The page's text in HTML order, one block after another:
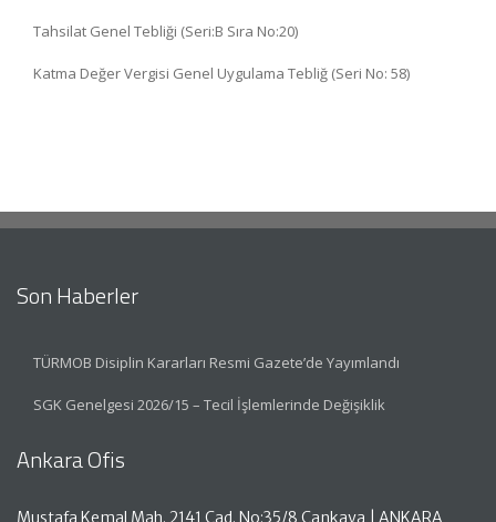
Tahsilat Genel Tebliği (Seri:B Sıra No:20)
Katma Değer Vergisi Genel Uygulama Tebliğ (Seri No: 58)
Son Haberler
TÜRMOB Disiplin Kararları Resmi Gazete’de Yayımlandı
SGK Genelgesi 2026/15 – Tecil İşlemlerinde Değişiklik
Ankara Ofis
Mustafa Kemal Mah. 2141 Cad. No:35/8 Çankaya | ANKARA